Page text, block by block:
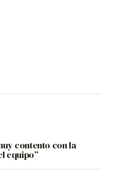
contento con la
equipo”